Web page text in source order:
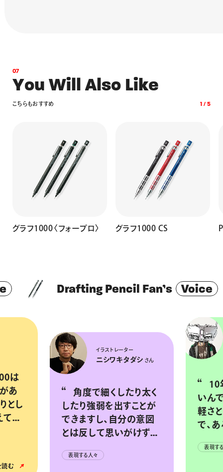
07
You Will Also Like
こち らもおすすめ
グラフ1000〈フォープロ〉 グラフ1000 CS
1 /5
Drafting Pencil Fan’s Voice
すことが
分の意図
がけずか
記事を読む
イラストレーター・メカニック
JNTHED
10年使っても壊れな
いんですよね。ほどよい
軽さとシンプルな構造
で、ある意味昭和っぽい
見た目が気に入ってます
表現する人々
グラ